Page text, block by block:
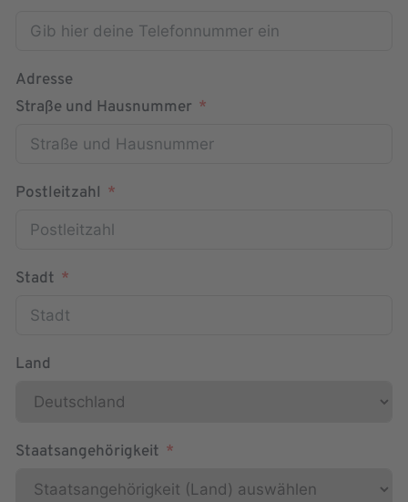
Adresse
Straße und Hausnummer
Postleitzahl
Stadt
Land
Staatsangehörigkeit